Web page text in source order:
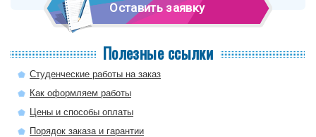
Оставить заявку
Полезные ссылки
Студенческие работы на заказ
Как оформляем работы
Цены и способы оплаты
Порядок заказа и гарантии